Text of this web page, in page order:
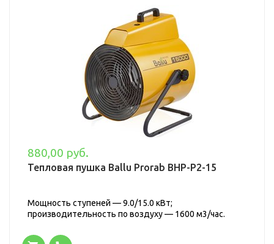
880,00 руб.
Тепловая пушка Ballu Prorab BHP-P2-15
Мощность ступеней — 9.0/15.0 кВт;
производительность по воздуху — 1600 м3/час.